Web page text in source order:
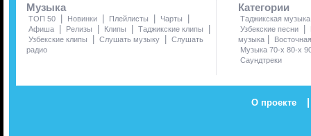
Музыка
ТОП 50 | Новинки | Плейлисты | Чарты |
Афиша | Релизы | Клипы | Таджикские клипы |
Узбекские клипы | Слушать музыку | Слушать
радио
Категории
Таджикская музыка
Узбекские песни
|
музыка |
Музыка 70-х 80-х
Саундтреки
О проекте |